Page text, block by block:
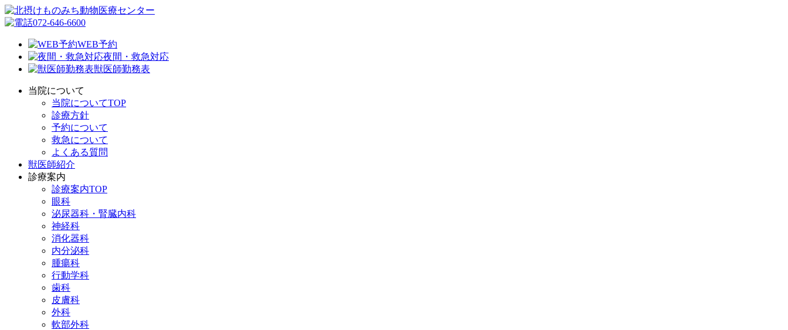
072-646-6600
WEB予約
夜間・救急対応
獣医師勤務表
当院について
当院についてTOP
診療方針
予約について
救急について
よくある質問
獣医師紹介
診療案内
診療案内TOP
眼科
泌尿器科・腎臓内科
神経科
消化器科
内分泌科
腫瘍科
行動学科
歯科
皮膚科
外科
軟部外科